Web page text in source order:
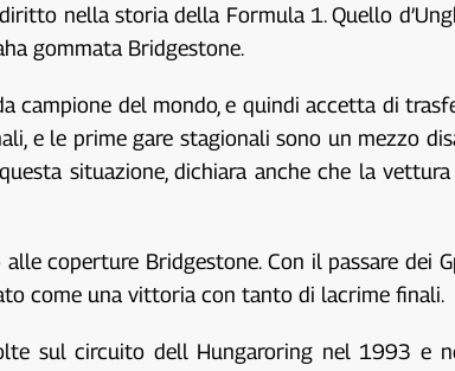
nella storia della Formula 1. Quello
gommata Bridgestone.
del mondo, e quindi accetta di
e le prime gare stagionali sono un mezzo
situazione, dichiara anche che la vettura
coperture Bridgestone. Con il passare dei
come una vittoria con tanto di lacrime finali.
sul circuito dell Hungaroring nel 1993 e